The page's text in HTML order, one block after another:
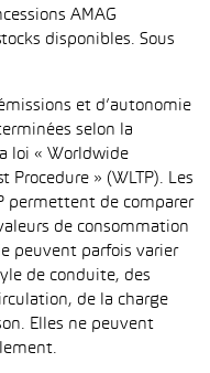
AMAG
disponibles. Sous
et d’autonomie
selon la
loi « Worldwide
Procedure » (WLTP). Les
permettent de comparer
de consommation
peuvent parfois varier
de conduite, des
de la charge
Elles ne peuvent